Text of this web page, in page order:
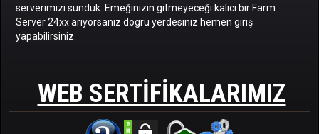
serverimizi sunduk. Emeğinizin gitmeyeceği kalıcı bir Farm
Server 24xx arıyorsanız dogru yerdesiniz hemen giriş
yapabilirsiniz.
WEB SERTIFIKALARIMIZ